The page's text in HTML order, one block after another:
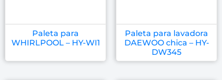
Paleta para
WHIRLPOOL – HY-WI1
Paleta para lavadora
DAEWOO chica – HY-
DW345